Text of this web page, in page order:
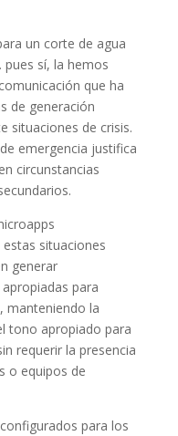
un corte de agua
sí, la hemos
que ha
de generación
situaciones de crisis.
emergencia justifica
circunstancias
situaciones
generar
para
manteniendo la
tono apropiado para
requerir la presencia
o equipos de
para los